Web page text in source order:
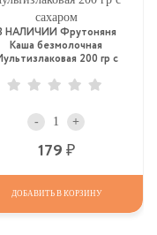
НАЛИЧИИ Фрутоняня
Каша безмолочная
200 гр с
- +
179
ДОБАВИТЬ В КОРЗИНУ